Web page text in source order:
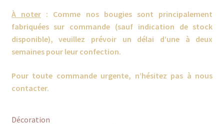
À noter: Comme nos bougies sont principalement
fabriquées sur commande (sauf indication de stock
disponible), veuillez prévoir un délai d’une à deux
semaines pour leur confection.
Pour toute commande urgente, n’hésitez pas à nous
contacter.
Décoration